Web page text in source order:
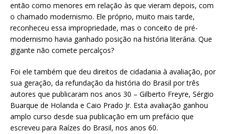
então como menores em relação às que vieram depois, com
o chamado modernismo. Ele próprio, muito mais tarde,
reconheceu essa impropriedade, mas o conceito de pré-
modernismo havia ganhado posição na história literária. Que
gigante não comete percalços?
Foi ele também que deu direitos de cidadania à avaliação, por
sua geração, da refundação da história do Brasil por três
autores que publicaram nos anos 30 – Gilberto Freyre, Sérgio
Buarque de Holanda e Caio Prado Jr. Esta avaliação ganhou
amplo curso desde sua publicação em um prefácio que
escreveu para Raízes do Brasil, nos anos 60.